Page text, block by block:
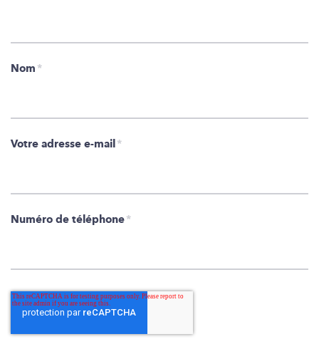
Nom *
Votre adresse e-mail *
Numéro de téléphone *